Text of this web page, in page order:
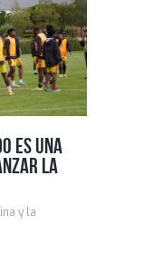
es una
la
y la